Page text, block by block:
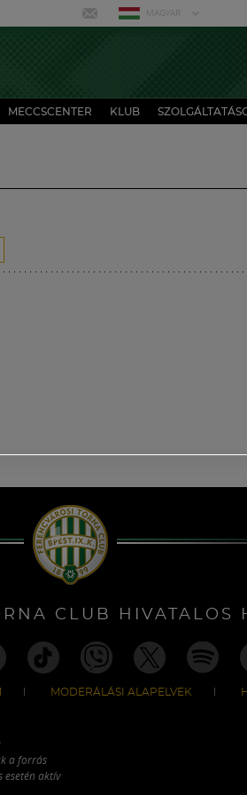
MAGYAR
MECCSCENTER KLUB
CLUB HIVATALOS
MODERÁLÁSI ALAPELVEK
a forrás
esetén aktív